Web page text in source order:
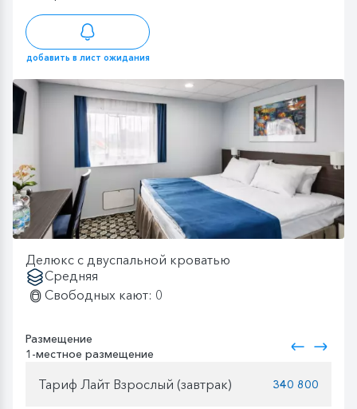
добавить в лист ожидания
Делюкс с двуспальной кроватью
Средняя
Свободных кают: 0
Размещение
1-местное размещение
Тариф Лайт Взрослый (завтрак) 340 800